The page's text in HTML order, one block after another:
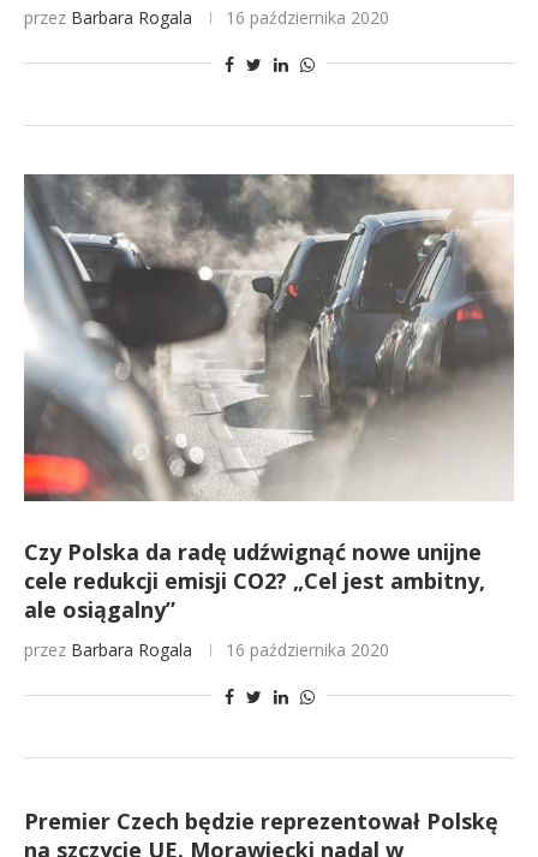
przez Barbara Rogala 16 października 2020
Czy Polska da radę udźwignąć nowe unijne
cele redukcji emisji CO2? „Cel jest ambitny,
ale osiągalny”
przez Barbara Rogala 16 października 2020
Premier Czech będzie reprezentował Polskę
na szczycie UE. Morawiecki nadal w